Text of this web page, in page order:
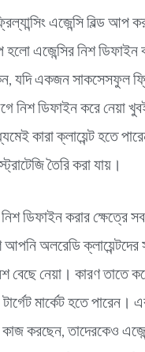
এজেন্সি বিল্ড আপ
এজেন্সির নিশ ডিফাইন
যদি একজন সাকসেসফুল
নিশ ডিফাইন করে নেয়া
কারা ক্লায়েন্ট হতে
তৈরি করা যায়।
নিশ ডিফাইন করার ক্ষেত্রে
অলরেডি ক্লায়েন্টদের
বেছে নেয়া। কারণ তাতে
মার্কেট হতে পারেন।
করছেন, তাদেরকেও